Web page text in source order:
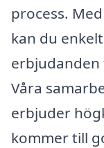
process.
kan du
erbjudanden
Våra
erbjuder
kommer till